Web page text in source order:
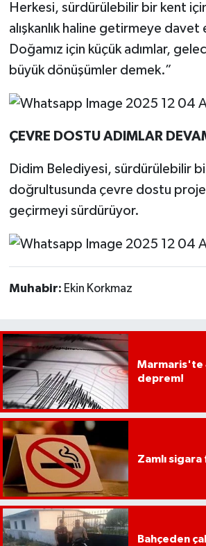
Herkesi, sürdürülebilir bir kent
alışkanlık haline getirmeye
Doğamız için küçük adımlar,
büyük dönüşümler demek.”
ÇEVRE DOSTU ADIMLAR
Didim Belediyesi, sürdürülebilir
doğrultusunda çevre dostu
geçirmeyi sürdürüyor.
Muhabir: Ekin Korkmaz
Marmaris'te
deprem!
Zamlı
Bahçeden
UŞAK
YURT